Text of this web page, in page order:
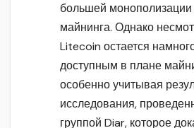
большей
майнинга. Однако
Litecoin остается
доступным в плане
особенно учитывая
исследования,
группой Diar, которое